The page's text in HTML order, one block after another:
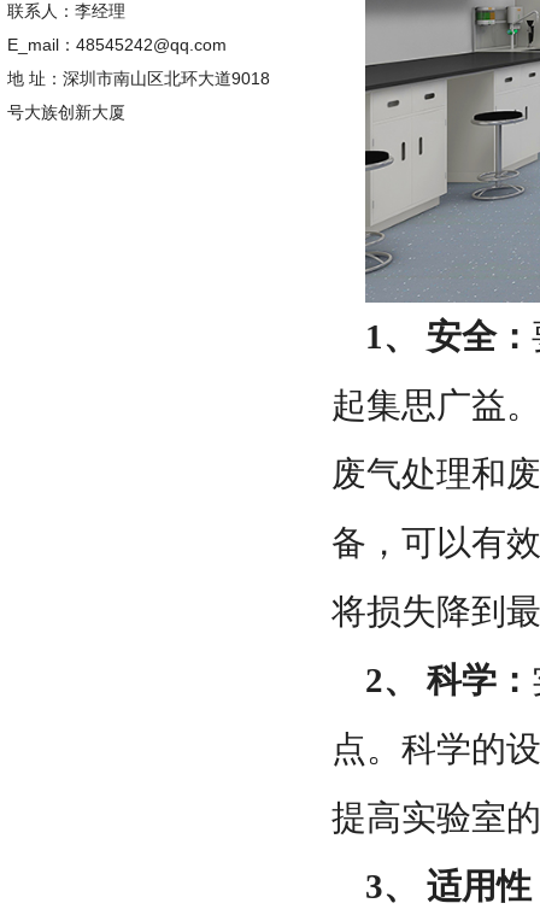
联系人：李经理
E_mail：48545242@qq.com
地 址：深圳市南山区北环大道9018
号大族创新大厦
1、 安全：
起集思广益
废气处理和
备，可以有
将损失降到
2、 科学：
点。科学的
提高实验室
3、 适用性